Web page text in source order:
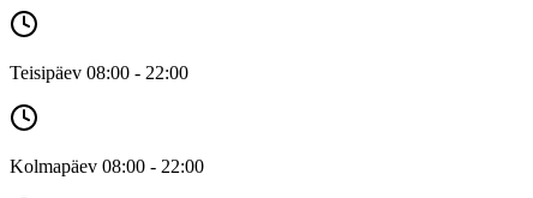
Teisipäev 08:00 - 22:00
Kolmapäev 08:00 - 22:00